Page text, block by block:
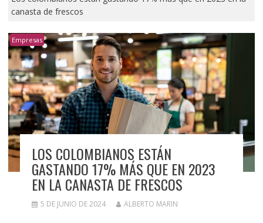
canasta de frescos
Empresas
LOS COLOMBIANOS ESTÁN
GASTANDO 17% MÁS QUE EN 2023
EN LA CANASTA DE FRESCOS
5 DE JUNIO DE 2024 ALBERTO MARIN